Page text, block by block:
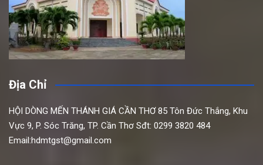
Địa Chỉ
HỘI DÒNG MẾN THÁNH GIÁ CẦN THƠ 85 Tôn Đức Thắng, Khu
Vực 9, P. Sóc Trăng, TP. Cần Thơ Sđt: 0299 3820 484
Email:hdmtgst@gmail.com